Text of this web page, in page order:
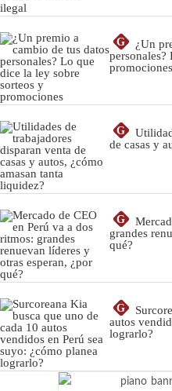
G
¿Un
personales?
promociones
G
de casas y
G
grandes
qué?
G
autos
lograrlo?